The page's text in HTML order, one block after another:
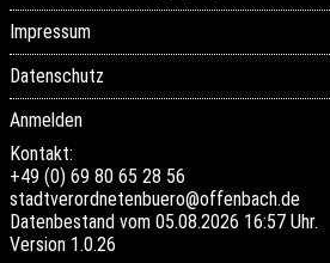
Impressum
Datenschutz
Anmelden
Kontakt:
+49 (0) 69 80 65 28 56
stadtverordnetenbuero@offenbach.de
Datenbestand vom 05.08.2026 16:57 Uhr.
Version 1.0.26